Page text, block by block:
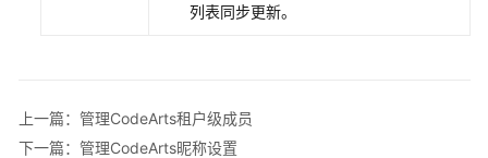
作
列表同步更新。
上一篇：管理CodeArts租户级成员
下一篇：管理CodeArts昵称设置